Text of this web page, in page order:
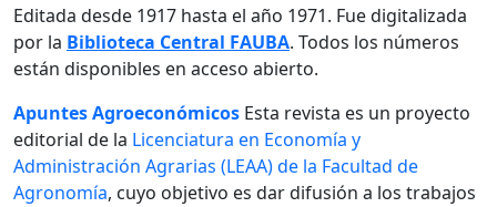
Editada desde 1917 hasta el año 1971. Fue digitalizada
por la Biblioteca Central FAUBA. Todos los números
están disponibles en acceso abierto.
Apuntes Agroeconómicos Esta revista es un proyecto
editorial de la Licenciatura en Economía y
Administración Agrarias (LEAA) de la Facultad de
Agronomía, cuyo objetivo es dar difusión a los trabajos